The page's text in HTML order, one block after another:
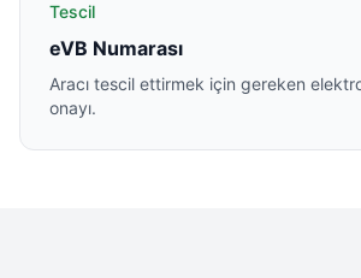
Tescil
eVB Numarası
Aracı tescil ettirmek için gereken
onayı.